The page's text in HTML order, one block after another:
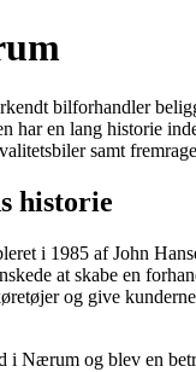
bilforhandler
har en lang historie
samt
historie
i 1985 af John
at skabe en
og give
i Nærum og blev en